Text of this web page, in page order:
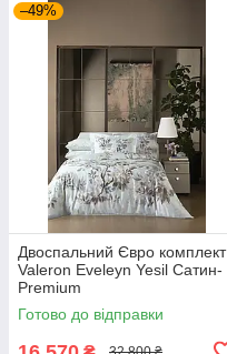
–49%
Двоспальний Євро комплект
Valeron Eveleyn Yesil Сатин-
Premium
Готово до відправки